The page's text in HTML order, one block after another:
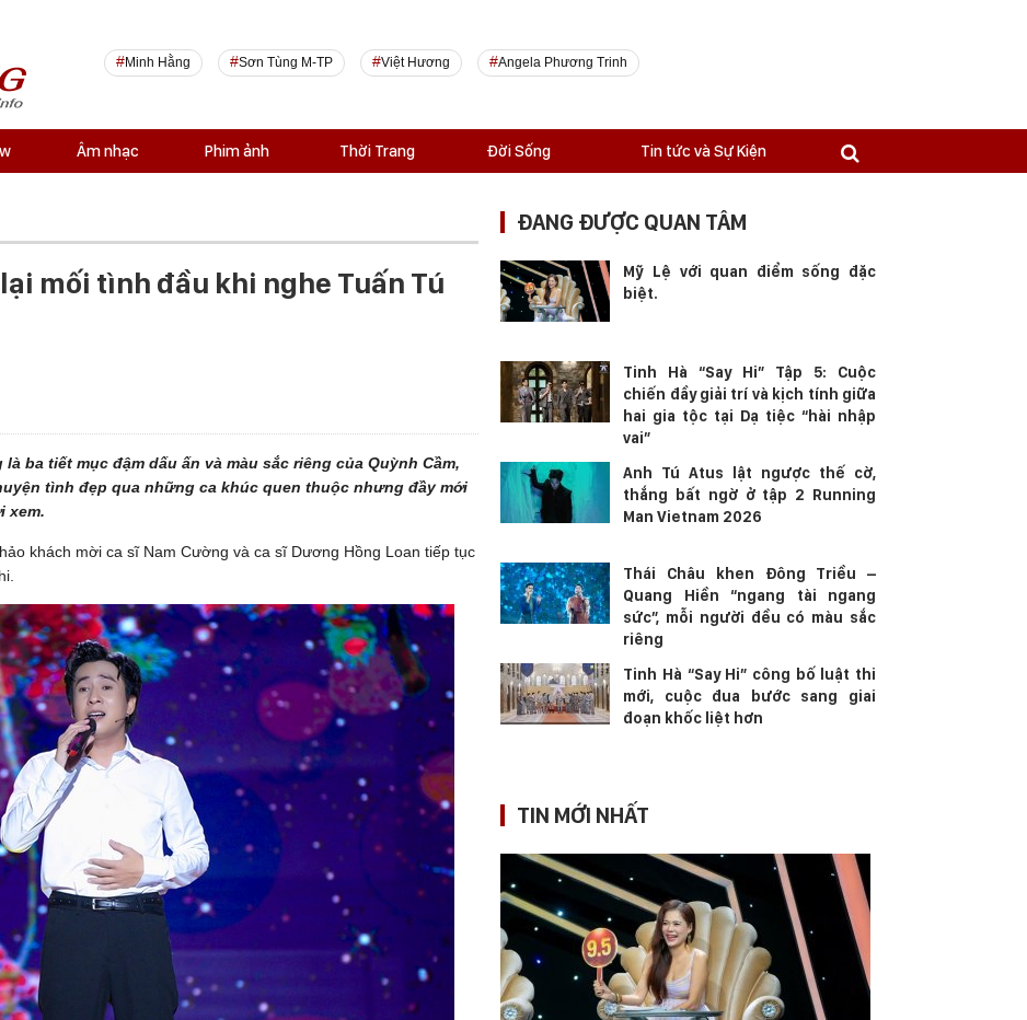
Minh Hằng Sơn Tùng M-TP Việt Hương Angela Phương Trinh
Âm nhạc Phim ảnh Thời Trang Đời Sống Tin tức và Sự Kiện
mối tình đầu khi nghe Tuấn Tú
ba tiết mục đậm dấu ấn và màu sắc riêng của Quỳnh Cầm,
tình đẹp qua những ca khúc quen thuộc nhưng đầy mới
xem.
khách mời ca sĩ Nam Cường và ca sĩ Dương Hồng Loan tiếp tục
ĐANG ĐƯỢC QUAN TÂM
Mỹ Lệ với quan điểm sống đặc
biệt.
Tinh Hà “Say Hi” Tập 5: Cuộc
chiến đầy giải trí và kịch tính giữa
hai gia tộc tại Dạ tiệc “hài nhập
vai”
Anh Tú Atus lật ngược thế cờ,
thắng bất ngờ ở tập 2 Running
Man Vietnam 2026
Thái Châu khen Đông Triều –
Quang Hiền “ngang tài ngang
sức”, mỗi người đều có màu sắc
riêng
Tinh Hà “Say Hi” công bố luật thi
mới, cuộc đua bước sang giai
đoạn khốc liệt hơn
TIN MỚI NHẤT